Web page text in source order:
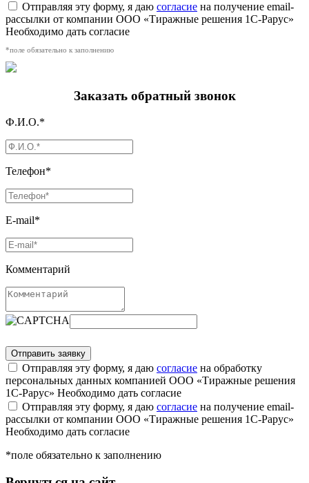
Отправляя эту форму, я даю согласие на получение email-
рассылки от компании ООО «Тиражные решения 1С-Рарус»
Необходимо дать согласие
*поле обязательно к заполнению
Заказать обратный звонок
Ф.И.О.*
Телефон*
E-mail*
Комментарий
Отправляя эту форму, я даю согласие на обработку
персональных данных компанией ООО «Тиражные решения
1С-Рарус» Необходимо дать согласие
Отправляя эту форму, я даю согласие на получение email-
рассылки от компании ООО «Тиражные решения 1С-Рарус»
Необходимо дать согласие
*поле обязательно к заполнению